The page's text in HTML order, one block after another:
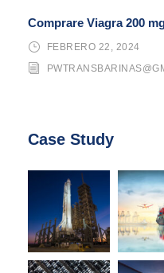
Comprare Viagra 200
FEBRERO 22, 2024
Case Study